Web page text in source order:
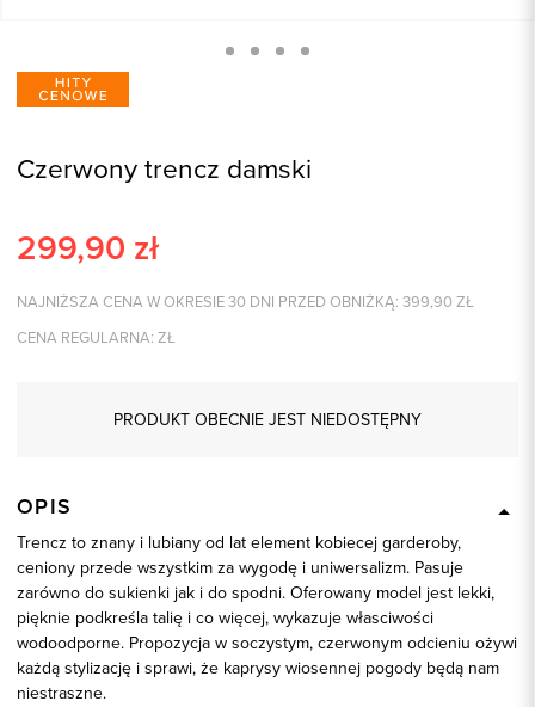
Czerwony trencz damski
299,90 zł
NAJNIŻSZA CENA W OKRESIE 30 DNI PRZED OBNIŻKĄ: 399,90 ZŁ
CENA REGULARNA: ZŁ
PRODUKT OBECNIE JEST NIEDOSTĘPNY
OPIS
Trencz to znany i lubiany od lat element kobiecej garderoby,
ceniony przede wszystkim za wygodę i uniwersalizm. Pasuje
zarówno do sukienki jak i do spodni. Oferowany model jest lekki,
pięknie podkreśla talię i co więcej, wykazuje własciwości
wodoodporne. Propozycja w soczystym, czerwonym odcieniu ożywi
każdą stylizację i sprawi, że kaprysy wiosennej pogody będą nam
niestraszne.